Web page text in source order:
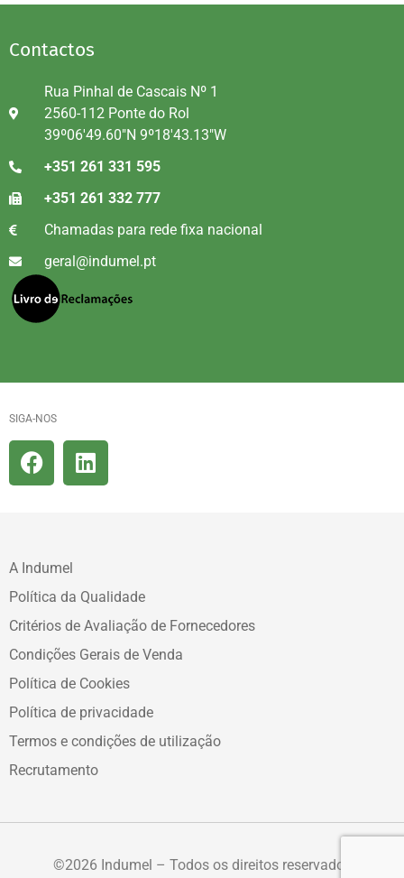
Contactos
Rua Pinhal de Cascais Nº 1
2560-112 Ponte do Rol
39º06'49.60"N 9º18'43.13"W
+351 261 331 595
+351 261 332 777
Chamadas para rede fixa nacional
geral@indumel.pt
SIGA-NOS
A Indumel
Política da Qualidade
Critérios de Avaliação de Fornecedores
Condições Gerais de Venda
Política de Cookies
Política de privacidade
Termos e condições de utilização
Recrutamento
©2026 Indumel – Todos os direitos reservados